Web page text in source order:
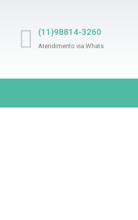
(11)98814-3260
Atendimento via Whats